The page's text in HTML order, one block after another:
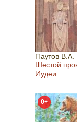
Паутов В.А.
Шестой
Иудеи
0+